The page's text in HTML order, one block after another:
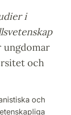
i
ungdomar
och
och